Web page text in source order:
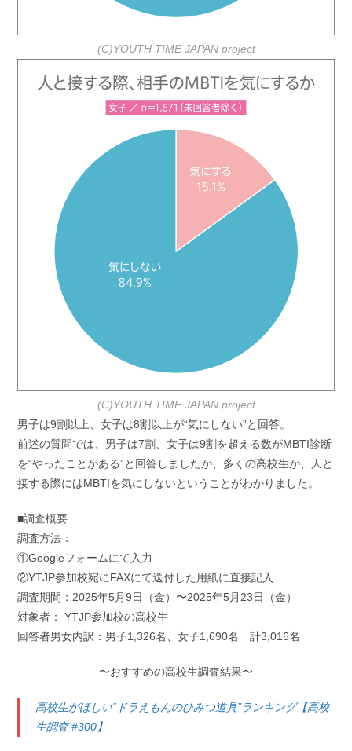
(C)YOUTH TIME JAPAN project
(C)YOUTH TIME JAPAN project
男子は9割以上、女子は8割以上が“気にしない”と回答。
前述の質問では、男子は7割、女子は9割を超える数がMBTI診断
を“やったことがある”と回答しましたが、多くの高校生が、人と
接する際にはMBTIを気にしないということがわかりました。
■調査概要
調査方法：
①Googleフォームにて入力
②YTJP参加校宛にFAXにて送付した用紙に直接記入
調査期間：2025年5月9日（金）〜2025年5月23日（金）
対象者： YTJP参加校の高校生
回答者男女内訳：男子1,326名、女子1,690名 計3,016名
〜おすすめの高校生調査結果〜
高校生がほしい“ドラえもんのひみつ道具”ランキング【高校
生調査 #300】